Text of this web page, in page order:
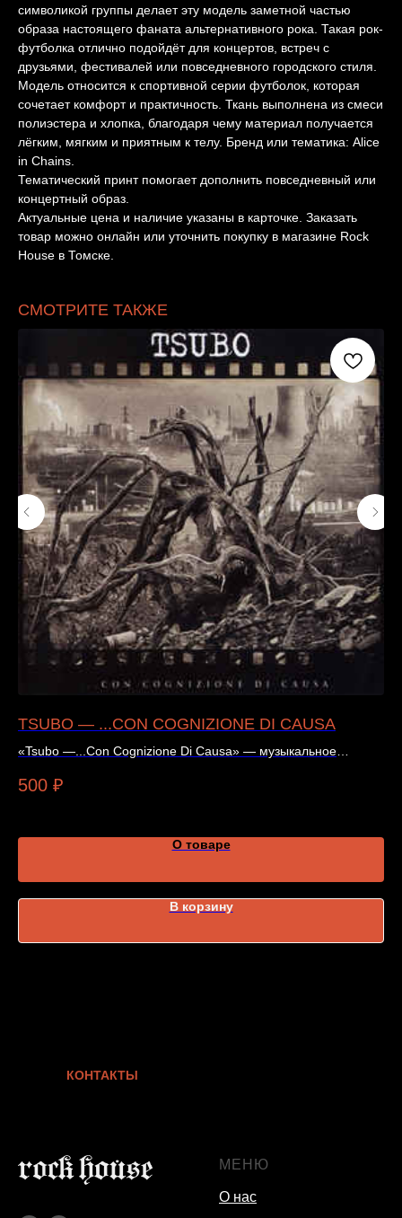
символикой группы делает эту модель заметной частью
образа настоящего фаната альтернативного рока. Такая рок-
футболка отлично подойдёт для концертов, встреч с
друзьями, фестивалей или повседневного городского стиля.
Модель относится к спортивной серии футболок, которая
сочетает комфорт и практичность. Ткань выполнена из смеси
полиэстера и хлопка, благодаря чему материал получается
лёгким, мягким и приятным к телу. Бренд или тематика: Alice
in Chains.
Тематический принт помогает дополнить повседневный или
концертный образ.
Актуальные цена и наличие указаны в карточке. Заказать
товар можно онлайн или уточнить покупку в магазине Rock
House в Томске.
СМОТРИТЕ ТАКЖЕ
TSUBO — ...CON COGNIZIONE DI CAUSA
«Tsubo —...Con Cognizione Di Causa» — музыкальное
500 ₽
О товаре
В корзину
КОНТАКТЫ
МЕНЮ
О нас